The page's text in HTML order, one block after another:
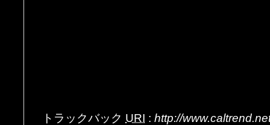
トラックバック URI : http://